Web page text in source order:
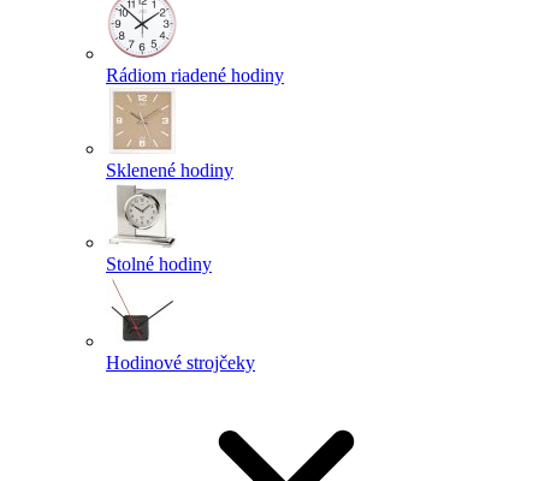
Rádiom riadené hodiny
Sklenené hodiny
Stolné hodiny
Hodinové strojčeky